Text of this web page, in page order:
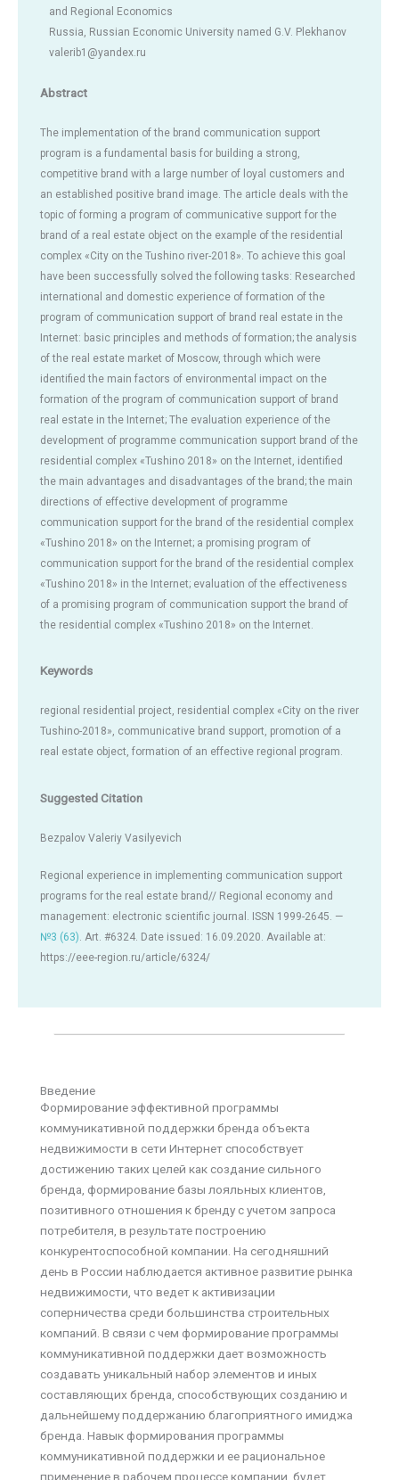
and Regional Economics
Russia, Russian Economic University named G.V. Plekhanov
valerib1@yandex.ru
Abstract
The implementation of the brand communication support
program is a fundamental basis for building a strong,
competitive brand with a large number of loyal customers and
an established positive brand image. The article deals with the
topic of forming a program of communicative support for the
brand of a real estate object on the example of the residential
complex «City on the Tushino river-2018». To achieve this goal
have been successfully solved the following tasks: Researched
international and domestic experience of formation of the
program of communication support of brand real estate in the
Internet: basic principles and methods of formation; the analysis
of the real estate market of Moscow, through which were
identified the main factors of environmental impact on the
formation of the program of communication support of brand
real estate in the Internet; The evaluation experience of the
development of programme communication support brand of the
residential complex «Tushino 2018» on the Internet, identified
the main advantages and disadvantages of the brand; the main
directions of effective development of programme
communication support for the brand of the residential complex
«Tushino 2018» on the Internet; a promising program of
communication support for the brand of the residential complex
«Tushino 2018» in the Internet; evaluation of the effectiveness
of a promising program of communication support the brand of
the residential complex «Tushino 2018» on the Internet.
Keywords
regional residential project, residential complex «City on the river
Tushino-2018», communicative brand support, promotion of a
real estate object, formation of an effective regional program.
Suggested Citation
Bezpalov Valeriy Vasilyevich
Regional experience in implementing communication support
programs for the real estate brand// Regional economy and
management: electronic scientific journal. ISSN 1999-2645. —
№3 (63) . Art. #6324. Date issued: 16.09.2020. Available at:
https://eee-region.ru/article/6324/
Введение
Формирование эффективной программы
коммуникативной поддержки бренда объекта
недвижимости в сети Интернет способствует
достижению таких целей как создание сильного
бренда, формирование базы лояльных клиентов,
позитивного отношения к бренду с учетом запроса
потребителя, в результате построению
конкурентоспособной компании. На сегодняшний
день в России наблюдается активное развитие рынка
недвижимости, что ведет к активизации
соперничества среди большинства строительных
компаний. В связи с чем формирование программы
коммуникативной поддержки дает возможность
создавать уникальный набор элементов и иных
составляющих бренда, способствующих созданию и
дальнейшему поддержанию благоприятного имиджа
бренда. Навык формирования программы
коммуникативной поддержки и ее рациональное
применение в рабочем процессе компании, будет